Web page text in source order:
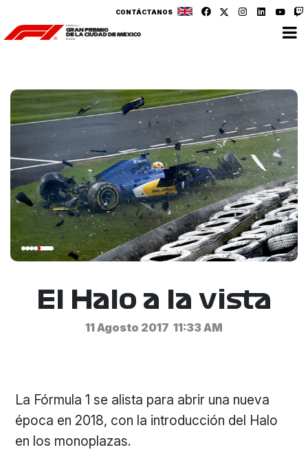
CONTÁCTANOS
El Halo a la vista
11 Agosto 2017 11:33 AM
La Fórmula 1 se alista para abrir una nueva
época en 2018, con la introducción del Halo
en los monoplazas.